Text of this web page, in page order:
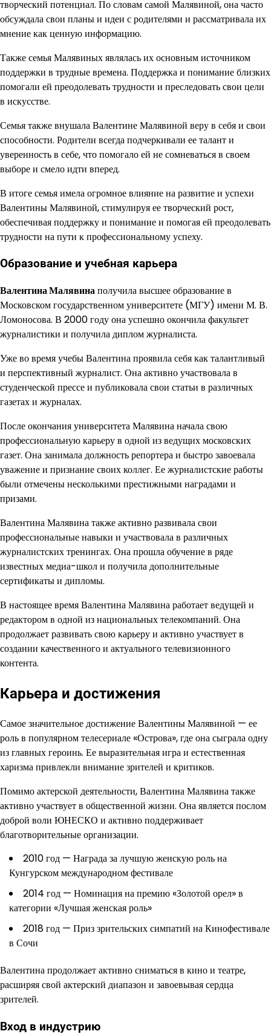
творческий потенциал. По словам самой Малявиной, она часто
обсуждала свои планы и идеи с родителями и рассматривала их
мнение как ценную информацию.
Также семья Малявиных являлась их основным источником
поддержки в трудные времена. Поддержка и понимание близких
помогали ей преодолевать трудности и преследовать свои цели
в искусстве.
Семья также внушала Валентине Малявиной веру в себя и свои
способности. Родители всегда подчеркивали ее талант и
уверенность в себе, что помогало ей не сомневаться в своем
выборе и смело идти вперед.
В итоге семья имела огромное влияние на развитие и успехи
Валентины Малявиной, стимулируя ее творческий рост,
обеспечивая поддержку и понимание и помогая ей преодолевать
трудности на пути к профессиональному успеху.
Образование и учебная карьера
Валентина Малявинаполучила высшее образование в
Московском государственном университете (МГУ) имени М. В.
Ломоносова. В 2000 году она успешно окончила факультет
журналистики и получила диплом журналиста.
Уже во время учебы Валентина проявила себя как талантливый
и перспективный журналист. Она активно участвовала в
студенческой прессе и публиковала свои статьи в различных
газетах и журналах.
После окончания университета Малявина начала свою
профессиональную карьеру в одной из ведущих московских
газет. Она занимала должность репортера и быстро завоевала
уважение и признание своих коллег. Ее журналистские работы
были отмечены несколькими престижными наградами и
призами.
Валентина Малявина также активно развивала свои
профессиональные навыки и участвовала в различных
журналистских тренингах. Она прошла обучение в ряде
известных медиа-школ и получила дополнительные
сертификаты и дипломы.
В настоящее время Валентина Малявина работает ведущей и
редактором в одной из национальных телекомпаний. Она
продолжает развивать свою карьеру и активно участвует в
создании качественного и актуального телевизионного
контента.
Карьера и достижения
Самое значительное достижение Валентины Малявиной — ее
роль в популярном телесериале «Острова», где она сыграла одну
из главных героинь. Ее выразительная игра и естественная
харизма привлекли внимание зрителей и критиков.
Помимо актерской деятельности, Валентина Малявина также
активно участвует в общественной жизни. Она является послом
доброй воли ЮНЕСКО и активно поддерживает
благотворительные организации.
2010 год — Награда за лучшую женскую роль на
Кунгурском международном фестивале
2014 год — Номинация на премию «Золотой орел» в
категории «Лучшая женская роль»
2018 год — Приз зрительских симпатий на Кинофестивале
в Сочи
Валентина продолжает активно сниматься в кино и театре,
расширяя свой актерский диапазон и завоевывая сердца
зрителей.
Вход в индустрию